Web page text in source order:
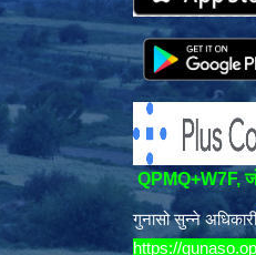
QPMQ+W7F,
गुनासो सुन्ने
https://